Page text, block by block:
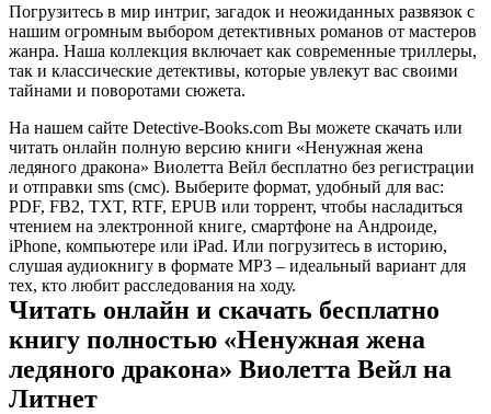
Погрузитесь в мир интриг, загадок и неожиданных развязок с
нашим огромным выбором детективных романов от мастеров
жанра. Наша коллекция включает как современные триллеры,
так и классические детективы, которые увлекут вас своими
тайнами и поворотами сюжета.
На нашем сайте Detective-Books.com Вы можете скачать или
читать онлайн полную версию книги «Ненужная жена
ледяного дракона» Виолетта Вейл бесплатно без регистрации
и отправки sms (смс). Выберите формат, удобный для вас:
PDF, FB2, TXT, RTF, EPUB или торрент, чтобы насладиться
чтением на электронной книге, смартфоне на Андроиде,
iPhone, компьютере или iPad. Или погрузитесь в историю,
слушая аудиокнигу в формате MP3 – идеальный вариант для
тех, кто любит расследования на ходу.
Читать онлайн и скачать бесплатно
книгу полностью «Ненужная жена
ледяного дракона» Виолетта Вейл на
Литнет